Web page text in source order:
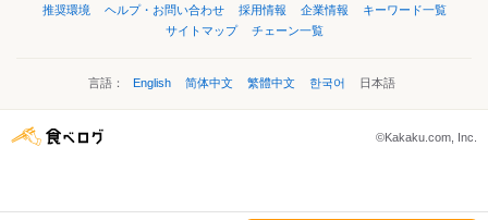
推奨環境
ヘルプ・お問い合わせ 採用情報 企業情報
キーワード一覧
サイトマップ
チェーン一覧
言語： English 简体中文 繁體中文 한국어 日本語
©Kakaku.com, Inc.